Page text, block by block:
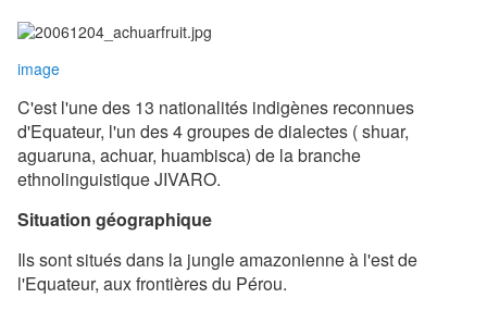
image
C'est l'une des 13 nationalités indigènes reconnues
d'Equateur, l'un des 4 groupes de dialectes ( shuar,
aguaruna, achuar, huambisca) de la branche
ethnolinguistique JIVARO.
Situation géographique
Ils sont situés dans la jungle amazonienne à l'est de
l'Equateur, aux frontières du Pérou.